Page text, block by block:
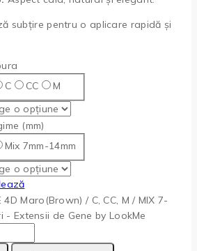
subțire pentru o aplicare rapidă și
C
CC M
(mm)
Mix 7mm-14mm
4D Maro(Brown) / C, CC, M / MIX 7-
- Extensii de Gene by LookMe